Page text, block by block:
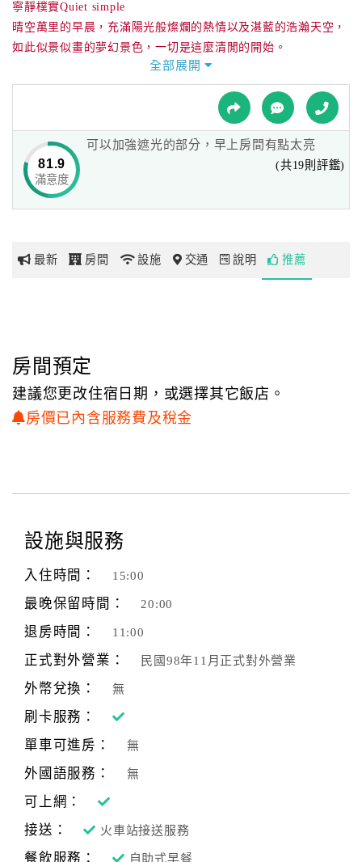
宿
球
網
玩
地
圖
顧
顧
客
滿
度
訂
單
理
會
員
戶
寧靜樸實Quiet simple
晴空萬里的早晨，充滿陽光般燦爛的熱情以及湛藍的浩瀚天空，
如此似景似畫的夢幻景色，一切是這麼清閒的開始。
清晨拉開窗簾，讓晨曦灑在庭院的曙光與早晨來杯簡單的約會
吧！
喝杯咖啡，欣賞四周一片綠油油的稻田與壯麗的山景，
享受難得的清閒時光；
傍晚，您可踏著自行車暢遊這鄉間小道與冬山河自行車道，
體會到田園鄉村的溫暖情誼。
結合現代與摩登的設計感的「宜蘭民宿-蘭陽四季會館」，
採用符合現代元素風格的傢俱擺設，
全部展開
81.9
滿意度
可以加強遮光的部分，早上房間有點太亮
(共19則評鑑)
最新 房間 設施 交通 說明 推薦
房間預定
建議您更改住宿日期，或選擇其它飯店。
房價已內含服務費及稅金
設施與服務
入住時間： 15:00
最晚保留時間： 20:00
退房時間： 11:00
正式對外營業： 民國98年11月正式對外營業
外幣兌換： 無
刷卡服務：
單車可進房：
無
外國語服務： 無
可上網：
接送：
火車站接送服務
餐飲服務： 自助式早餐